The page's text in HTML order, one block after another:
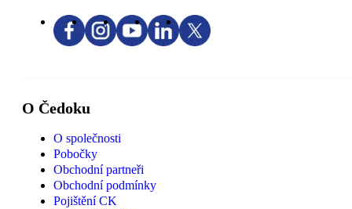
O Čedoku
O společnosti
Pobočky
Obchodní partneři
Obchodní podmínky
Pojištění CK